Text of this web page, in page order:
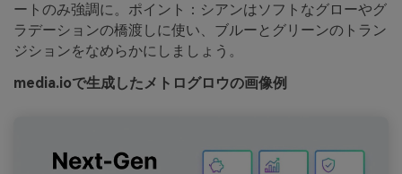
ートのみ強調に。ポイント：シアンはソフトなグローやグ
ラデーションの橋渡しに使い、ブルーとグリーンのトラン
ジションをなめらかにしましょう。
media.ioで生成したメトログロウの画像例